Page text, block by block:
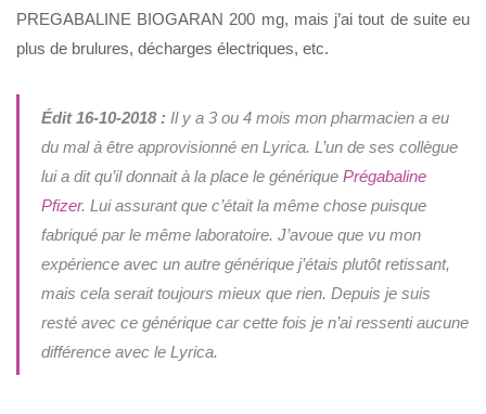
PREGABALINE BIOGARAN 200 mg, mais j’ai tout de suite eu
plus de brulures, décharges électriques, etc.
Édit 16-10-2018 : Il y a 3 ou 4 mois mon pharmacien a eu
du mal à être approvisionné en Lyrica. L’un de ses collègue
lui a dit qu’il donnait à la place le générique Prégabaline
Pfizer. Lui assurant que c’était la même chose puisque
fabriqué par le même laboratoire. J’avoue que vu mon
expérience avec un autre générique j’étais plutôt retissant,
mais cela serait toujours mieux que rien. Depuis je suis
resté avec ce générique car cette fois je n’ai ressenti aucune
différence avec le Lyrica.